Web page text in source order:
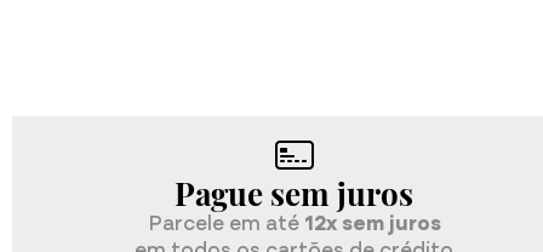
Ana L.
Pague sem juros
Parcele em até 12x sem juros